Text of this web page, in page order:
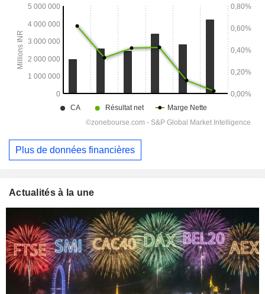
Plus de données financières
Actualités à la une